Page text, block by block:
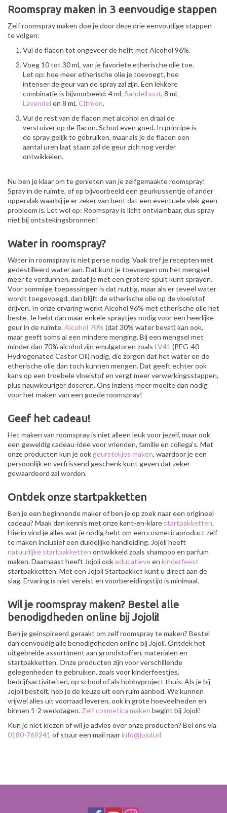
Roomspray maken in 3 eenvoudige stappen
Zelf roomspray maken doe je door deze drie eenvoudige stappen
te volgen:
Vul de flacon tot ongeveer de helft met Alcohol 96%.
Voeg 10 tot 30 mL van je favoriete etherische olie toe.
Let op: hoe meer etherische olie je toevoegt, hoe
intenser de geur van de spray zal zijn. Een lekkere
combinatie is bijvoorbeeld: 4 mL Sandelhout, 8 mL
Lavendel en 8 mL Citroen.
Vul de rest van de flacon met alcohol en draai de
verstuiver op de flacon. Schud even goed. In principe is
de spray gelijk te gebruiken, maar als je de flacon een
aantal uren laat staan zal de geur zich nog verder
ontwikkelen.
Nu ben je klaar om te genieten van je zelfgemaakte roomspray!
Spray in de ruimte, of op bijvoorbeeld een geurkussentje of ander
oppervlak waarbij je er zeker van bent dat een eventuele vlek geen
probleem is. Let wel op: Roomspray is licht ontvlambaar, dus spray
niet bij ontstekingsbronnen!
Water in roomspray?
Water in roomspray is niet perse nodig. Vaak tref je recepten met
gedestilleerd water aan. Dat kunt je toevoegen om het mengsel
meer te verdunnen, zodat je met een grotere spuit kunt sprayen.
Voor sommige toepassingen is dat nuttig, maar als er teveel water
wordt toegevoegd, dan blijft de etherische olie op de vloeistof
drijven. In onze ervaring werkt Alcohol 96% met etherische olie het
beste. Je hebt dan maar enkele spraytjes nodig voor een heerlijke
geur in de ruimte.Alcohol 70% (dat 30% water bevat) kan ook,
maar geeft soms al een mindere menging. Bij een mengsel met
minder dan 70% alcohol zijn emulgatoren zoals LV41 (PEG-40
Hydrogenated Castor Oil) nodig, die zorgen dat het water en de
etherische olie dan toch kunnen mengen. Dat geeft echter ook
kans op een troebele vloeistof en vergt meer verwerkingsstappen,
plus nauwkeuriger doseren. Ons inziens meer moeite dan nodig
voor het maken van een goede roomspray!
Geef het cadeau!
Het maken van roomspray is niet alleen leuk voor jezelf, maar ook
een geweldig cadeau-idee voor vrienden, familie en collega's. Met
onze producten kun je ook geurstokjes maken, waardoor je een
persoonlijk en verfrissend geschenk kunt geven dat zeker
gewaardeerd zal worden.
Ontdek onze startpakketten
Ben je een beginnende maker of ben je op zoek naar een origineel
cadeau? Maak dan kennis met onze kant-en-klare startpakketten.
Hierin vind je alles wat je nodig hebt om een cosmeticaproduct zelf
te maken inclusief een duidelijke handleiding. Jojoli heeft
natuurlijke startpakketten ontwikkeld zoals shampoo en parfum
maken. Daarnaast heeft Jojoli ookeducatieveen kinderfeest
startpakketten. Met een Jojoli Startpakket kunt u direct aan de
slag. Ervaring is niet vereist en voorbereidingstijd is minimaal.
Wil je roomspray maken? Bestel alle
benodigdheden online bij Jojoli!
Ben je geïnspireerd geraakt om zelf roomspray te maken? Bestel
dan eenvoudig alle benodigdheden online bij Jojoli. Ontdek het
uitgebreide assortiment aan grondstoffen, materialen en
startpakketten. Onze producten zijn voor verschillende
gelegenheden te gebruiken, zoals voor kinderfeestjes,
bedrijfsactiviteiten, op school of als hobbyproject thuis. Als je bij
Jojoli bestelt, heb je de keuze uit een ruim aanbod. We kunnen
vrijwel alles uit voorraad leveren, ook in grote hoeveelheden en
binnen 1-2 werkdagen. Zelf cosmetica maken begint bij Jojoli!
Kun je niet kiezen of wil je advies over onze producten? Bel ons via
0180-769241 of stuur een mail naarinfo@jojoli.nl